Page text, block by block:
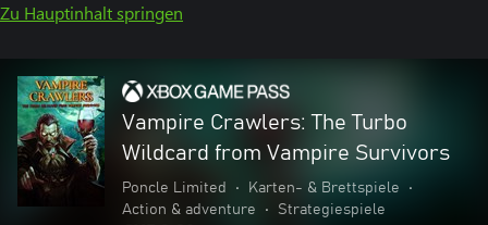
Zu Hauptinhalt springen
Vampire Crawlers: The Turbo
Wildcard from Vampire Survivors
Poncle Limited • Karten- & Brettspiele
•
Action & adventure
• Strategiespiele